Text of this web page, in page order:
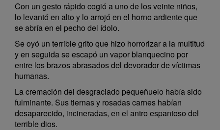
Con un gesto rápido cogió a uno de los veinte niños,
lo levantó en alto y lo arrojó en el horno ardiente que
se abría en el pecho del ídolo.
Se oyó un terrible grito que hizo horrorizar a la multitud
y en seguida se escapó un vapor blanquecino por
entre los brazos abrasados del devorador de víctimas
humanas.
La cremación del desgraciado pequeñuelo había sido
fulminante. Sus tiernas y rosadas carnes habían
desaparecido, incineradas, en el antro espantoso del
terrible dios.